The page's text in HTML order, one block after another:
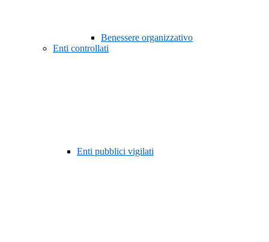
Benessere organizzativo
Enti controllati
Enti pubblici vigilati